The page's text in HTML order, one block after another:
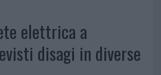
elettrica a
disagi in diverse